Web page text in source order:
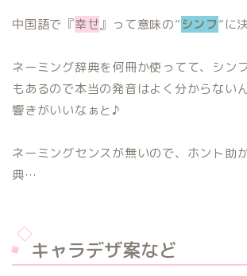
中国語で『幸せ』って意味の”シンフ”に
ネーミング辞典を何冊か使ってて、シン
もあるので本当の発音はよく分からない
響きがいいなぁと♪
ネーミングセンスが無いので、ホント助
典…
キャラデザ案など